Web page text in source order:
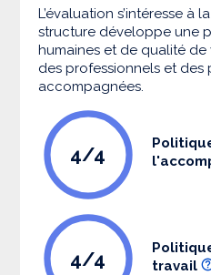
L’évaluation s’intéresse à
structure développe une
humaines et de qualité de
des professionnels et des
accompagnées.
4/4
4/4
travail